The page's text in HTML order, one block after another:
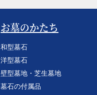
お墓のかたち
和型墓石
洋型墓石
壁型墓地・芝生墓地
墓石の付属品